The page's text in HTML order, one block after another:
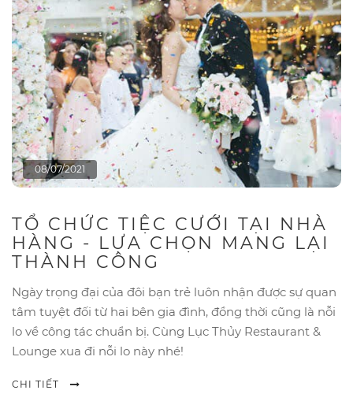
08/07/2021
TỔ CHỨC TIỆC CƯỚI TẠI NHÀ
HÀNG - LỰA CHỌN MANG LẠI
THÀNH CÔNG
Ngày trọng đại của đôi bạn trẻ luôn nhận được sự quan
tâm tuyệt đối từ hai bên gia đình, đồng thời cũng là nỗi
lo về công tác chuẩn bị. Cùng Lục Thủy Restaurant &
Lounge xua đi nỗi lo này nhé!
CHI TIẾT